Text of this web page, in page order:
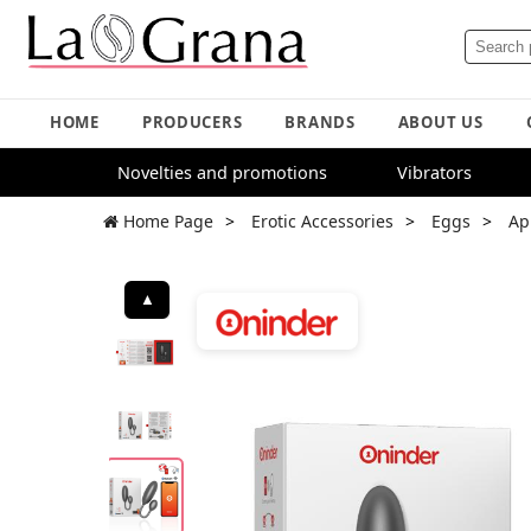
HOME PRODUCERS BRANDS ABOUT US
Novelties and promotions Vibrators
Home Page Erotic Accessories Eggs
▲